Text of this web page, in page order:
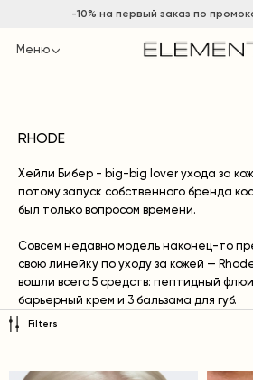
-10% на первый заказ по
Меню
RHODE
Хейли Бибер - big-big lover ухода за
потому запуск собственного бренда
был только вопросом времени.
Совсем недавно модель наконец-то
свою линейку по уходу за кожей —
вошли всего 5 средств: пептидный
барьерный крем и 3 бальзама для губ.
кислоты, ниацинамид, глицерин,
Filters